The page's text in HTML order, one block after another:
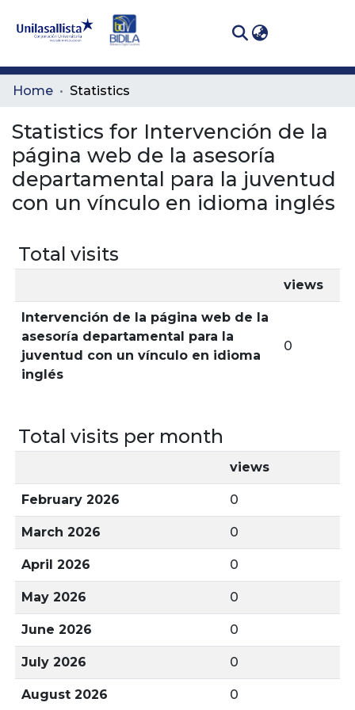
Communities
All of DSpace
Home Statistics
Statistics for Intervención de la
página web de la asesoría
departamental para la juventud
con un vínculo en idioma inglés
Total visits
views
Intervención de la página web de la
asesoría departamental para la
juventud con un vínculo en idioma
inglés
0
Total visits per month
views
February 2026 0
March 2026 0
April 2026 0
May 2026 0
June 2026 0
July 2026 0
August 2026 0